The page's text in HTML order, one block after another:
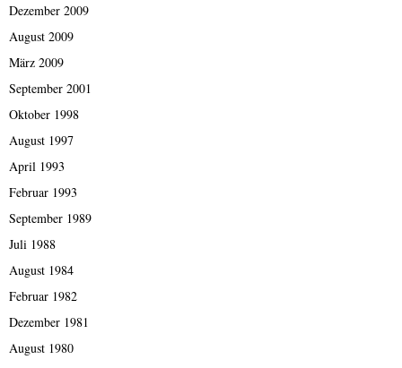
Dezember 2009
August 2009
März 2009
September 2001
Oktober 1998
August 1997
April 1993
Februar 1993
September 1989
Juli 1988
August 1984
Februar 1982
Dezember 1981
August 1980